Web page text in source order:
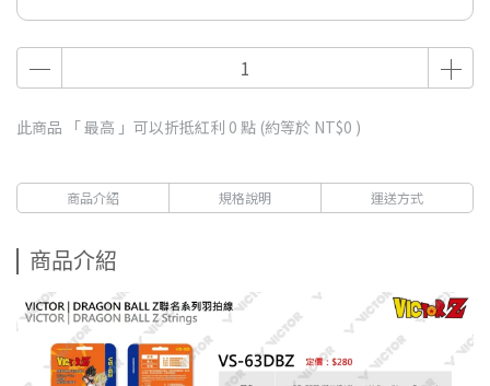
此商品 「 最高 」可以折抵紅利 0 點 (約等於 NT$0 )
商品介紹 規格說明 運送方式
商品介紹